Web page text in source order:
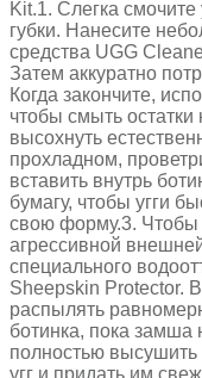
Kit.1. Слегка
губки. Нанесите
средства UGG
Затем аккуратно
Когда закончите,
чтобы смыть остатки
высохнуть
прохладном,
вставить внутрь
бумагу, чтобы угги
свою форму.3. Чтобы
агрессивной
специального
Sheepskin Protector.
распылять
ботинка, пока замша
полностью высушить
угг и придать им